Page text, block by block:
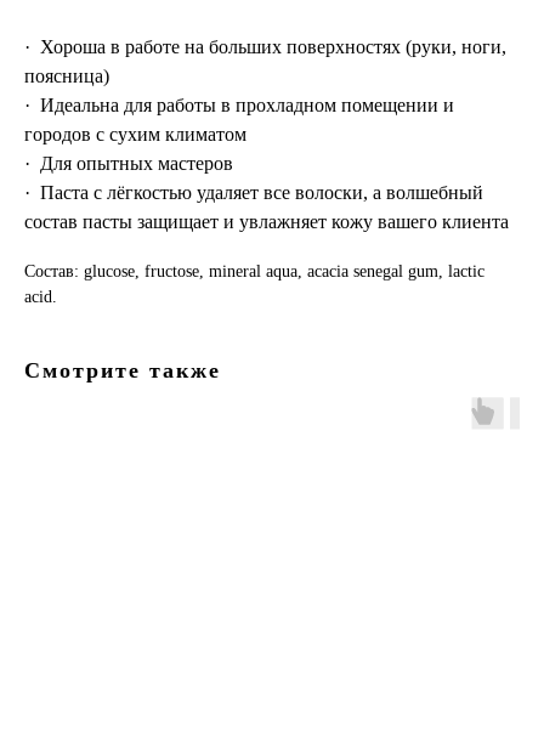
· ‌ Хороша в работе на больших поверхностях (руки, ноги,
поясница)
· ‌ Идеальна для работы в прохладном помещении и
городов с сухим климатом
· ‌ Для опытных мастеров
· ‌ Паста с лёгкостью удаляет все волоски, а волшебный
состав пасты защищает и увлажняет кожу вашего клиента
Состав: glucose, fructose, mineral aqua, acacia senegal gum, lactic
acid.
Смотрите также